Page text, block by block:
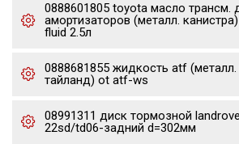
0888601805 toyota масло трансм.
амортизаторов (металл.
fluid 2.5л
0888681855 жидкость atf (металл.
тайланд) ot atf-ws
08991311 диск тормозной
22sd/td06-задний d=302мм